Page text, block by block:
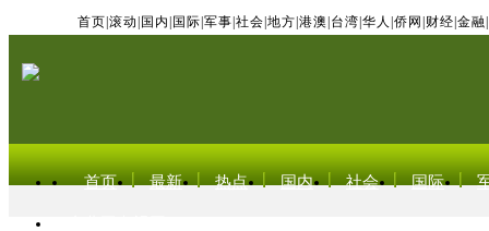
首页 滚动 国内 国际 军事 社会 地方 港澳 台湾 华人 侨网 财经 金融
首页 最新 热点 国内 社会 国际